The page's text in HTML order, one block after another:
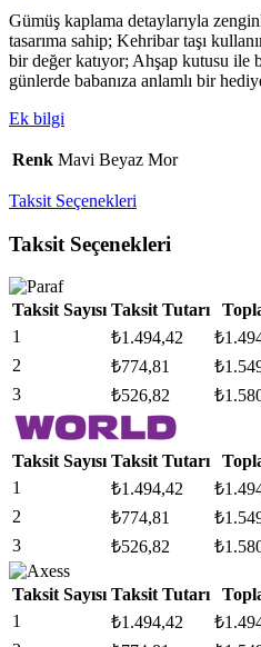
Gümüş kaplama detaylarıyla
tasarıma sahip; Kehribar taşı
bir değer katıyor; Ahşap kutusu ile
günlerde babanıza anlamlı bir
Ek bilgi
Renk Mavi Beyaz Mor
Taksit Seçenekleri
Taksit Seçenekleri
Taksit Sayısı Taksit Tutarı
1
₺1.494,42 ₺
2
₺774,81 ₺
3
₺526,82 ₺
Taksit Sayısı Taksit Tutarı
1
₺1.494,42 ₺
2
₺774,81 ₺
3
₺526,82 ₺
Taksit Sayısı Taksit Tutarı
1
₺1.494,42 ₺